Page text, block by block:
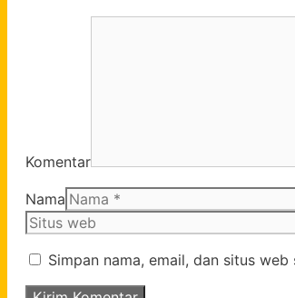
Komentar
Nama
Simpan nama, email, dan situs